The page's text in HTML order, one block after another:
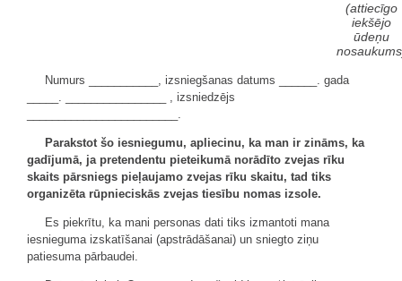
(attiecīgo
iekšējo
ūdeņu
Numurs ___________, izsniegšanas datums ______. gada
_____. ________________ , izsniedzējs
________________________.
Parakstot šo iesniegumu, apliecinu, ka man ir zināms, ka
gadījumā, ja pretendentu pieteikumā norādīto zvejas rīku
skaits pārsniegs pieļaujamo zvejas rīku skaitu, tad tiks
organizēta rūpnieciskās zvejas tiesību nomas izsole.
Es piekrītu, ka mani personas dati tiks izmantoti mana
iesnieguma izskatīšanai (apstrādāšanai) un sniegto ziņu
patiesuma pārbaudei.